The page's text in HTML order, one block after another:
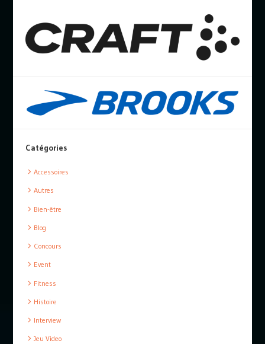
Catégories
Accessoires
Autres
Bien-être
Blog
Concours
Event
Fitness
Histoire
Interview
Jeu Video